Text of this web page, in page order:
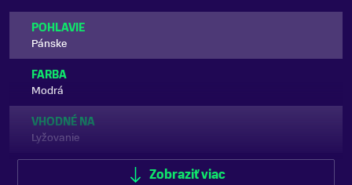
POHLAVIE
Pánske
FARBA
Modrá
VHODNÉ NA
Lyžovanie
Zobraziť viac